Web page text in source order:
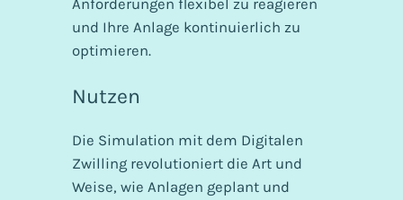
Anforderungen flexibel zu reagieren
und Ihre Anlage kontinuierlich zu
optimieren.
Nutzen
Die Simulation mit dem Digitalen
Zwilling revolutioniert die Art und
Weise, wie Anlagen geplant und